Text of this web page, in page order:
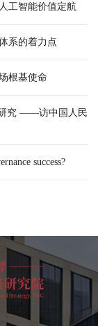
工智能价值定航
系的着力点
根基使命
研究 ——访中国人民
success?